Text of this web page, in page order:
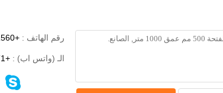
رقم الهاتف : +8613466631560
الـ (واتس اب) : +8613801057171